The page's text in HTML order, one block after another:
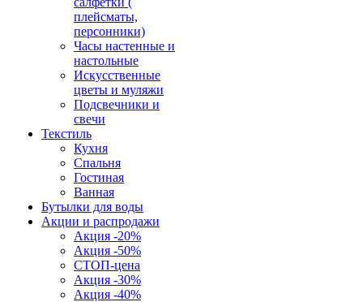
плейсматы,
персонники)
Часы настенные и
настольные
Искусственные
цветы и муляжи
Подсвечники и
свечи
Текстиль
Кухня
Спальня
Гостиная
Ванная
Бутылки для воды
Акции и распродажи
Акция -20%
Акция -50%
СТОП-цена
Акция -30%
Акция -40%